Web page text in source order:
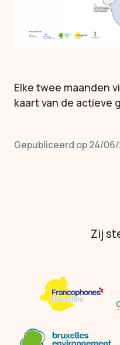
Elke twee maanden
kaart van de actieve
Gepubliceerd op 24/
Zij